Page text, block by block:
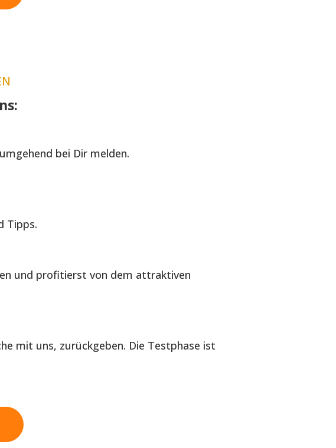
bei Dir melden.
Tipps.
und profitierst von dem attraktiven
mit uns, zurückgeben. Die Testphase ist